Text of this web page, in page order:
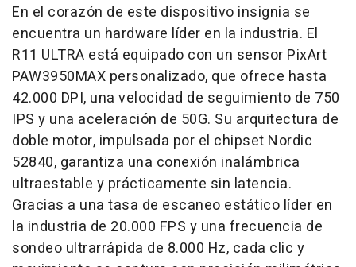
En el corazón de este dispositivo insignia se
encuentra un hardware líder en la industria. El
R11 ULTRA está equipado con un sensor PixArt
PAW3950MAX personalizado, que ofrece hasta
42.000 DPI, una velocidad de seguimiento de 750
IPS y una aceleración de 50G. Su arquitectura de
doble motor, impulsada por el chipset Nordic
52840, garantiza una conexión inalámbrica
ultraestable y prácticamente sin latencia.
Gracias a una tasa de escaneo estático líder en
la industria de 20.000 FPS y una frecuencia de
sondeo ultrarrápida de 8.000 Hz, cada clic y